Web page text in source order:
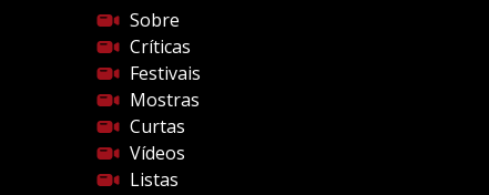
Sobre
Críticas
Festivais
Mostras
Curtas
Vídeos
Listas